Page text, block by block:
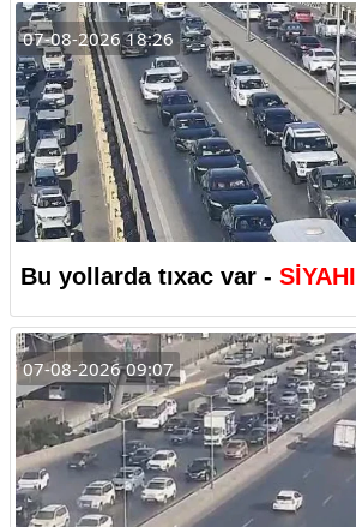
07-08-2026 18:26
Bu yollarda tıxac var - SİYAHI
07-08-2026 09:07